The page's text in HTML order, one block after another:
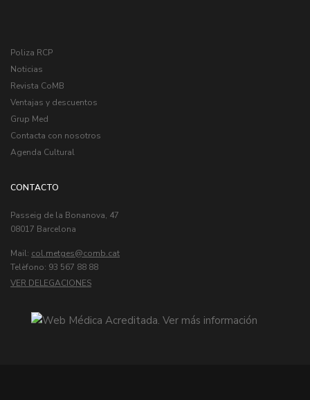
Poliza RCP
Noticias
Revista CoMB
Ventajas y descuentos
Grup Med
Contacta con nosotros
Agenda Cultural
CONTACTO
Passeig de la Bonanova, 47
08017 Barcelona
Mail: col.metges
Telèfono: 93 567 88 88
VER DELEGACIONES